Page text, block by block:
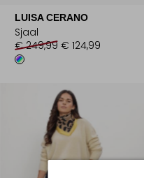
LUISA CERANO
Sjaal
€ 249,99 € 124,99